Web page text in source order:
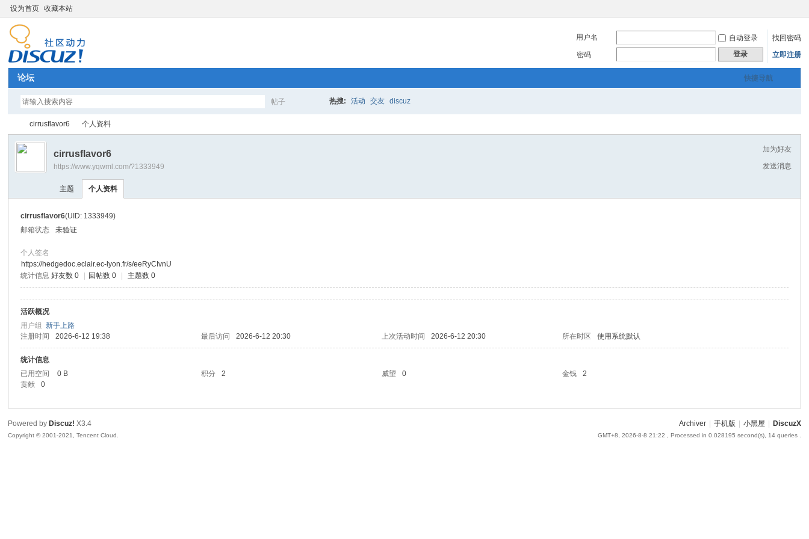
设为首页 收藏本站
用户名 自动登录
找回密码
密码
登录 立即注册
快捷导航
论坛
帖子 热搜: 活动 交友 discuz
›
cirrusflavor6 个人资料
加为好友
发送消息
cirrusflavor6
https://www.yqwml.com/?1333949
主题 个人资料
cirrusflavor6(UID: 1333949)
邮箱状态
未验证
个人签名
https://hedgedoc.eclair.ec-lyon.fr/s/eeRyCIvnU
统计信息 好友数 0 回帖数 0 主题数 0
活跃概况
用户组新手上路
注册时间
2026-6-12 19:38 最后访问 2026-6-12 20:30 上次活动时间 2026-6-12 20:30 所在时区 使用系统默认
统计信息
已用空间
0 B 积分 2 威望 0 金钱
2
贡献
0
Archiver 手机版 小黑屋 DiscuzX
GMT+8, 2026-8-8 21:22 , Processed in 0.028195 second(s), 14 queries .
Powered by Discuz! X3.4
Copyright © 2001-2021, Tencent Cloud.